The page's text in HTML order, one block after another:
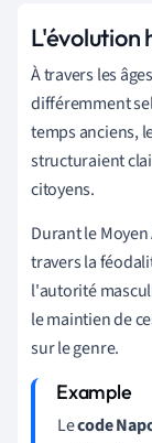
L'évolution
À travers les
différemment
temps anciens,
structuraient
citoyens.
Durant le
travers la
l'autorité
le maintien de
sur le genre.
Lecode